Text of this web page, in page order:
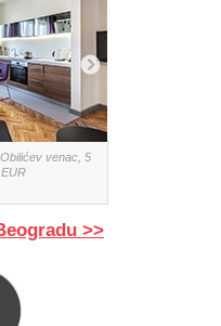
Obilićev venac, 5
>>